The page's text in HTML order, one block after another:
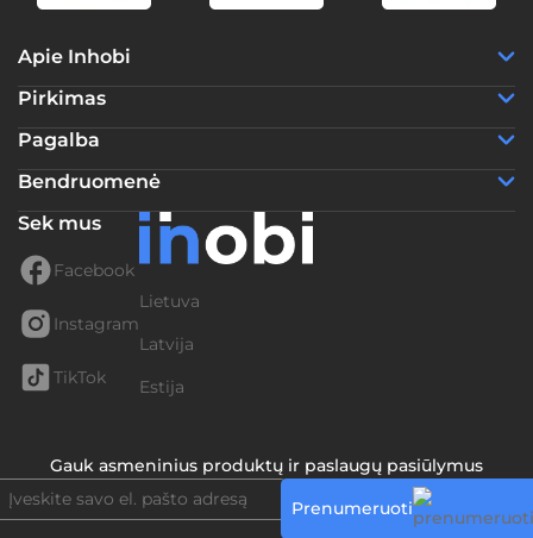
Apie Inhobi
Pirkimas
Pagalba
Bendruomenė
Sek mus
Facebook
Instagram
TikTok
Lietuva
Latvija
Estija
Gauk asmeninius produktų ir paslaugų pasiūlymus
Prenumeruoti